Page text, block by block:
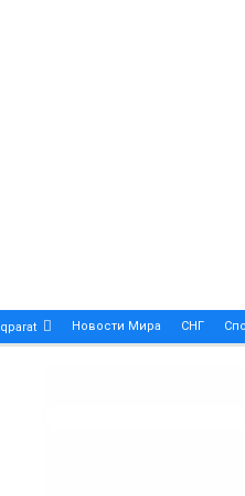
Новости Мира СНГ
Patek